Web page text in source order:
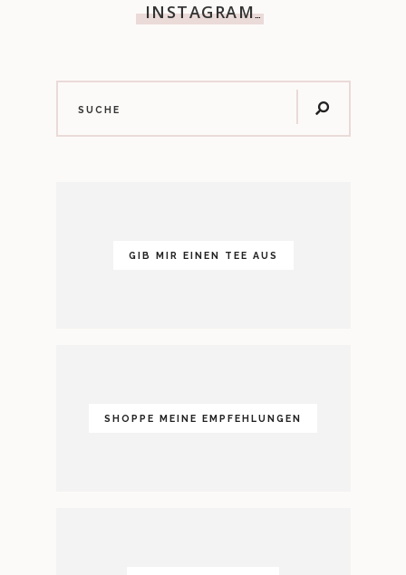
INSTAGRAM…
GIB MIR EINEN TEE AUS
SHOPPE MEINE EMPFEHLUNGEN